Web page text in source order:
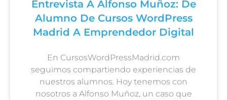
Entrevista A Alfonso Muñoz: De
Alumno De Cursos WordPress
Madrid A Emprendedor Digital
En CursosWordPressMadrid.com
seguimos compartiendo experiencias de
nuestros alumnos. Hoy tenemos con
nosotros a Alfonso Muñoz, un caso que